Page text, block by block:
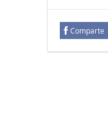
Comparte